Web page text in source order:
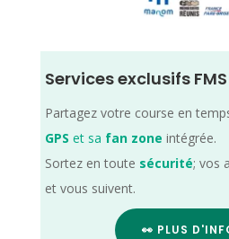
Services exclusifs FMS
Partagez votre course en
GPS et sa fan zone intégrée.
Sortez en toute sécurité; vos
et vous suivent.
👀 PLUS